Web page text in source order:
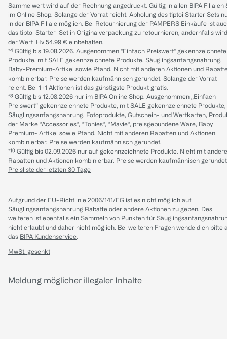
Sammelwert wird auf der Rechnung angedruckt. Gültig in allen BIPA Filialen
im Online Shop. Solange der Vorrat reicht. Abholung des tiptoi Starter Sets
in der BIPA Filiale möglich. Bei Retournierung der PAMPERS Einkäufe ist
das tiptoi Starter-Set in Originalverpackung zu retournieren, andernfalls wird
der Wert iHv 54.99 € einbehalten.
*⁴ Gültig bis 19.08.2026. Ausgenommen "Einfach Preiswert" gekennzeichnete
Produkte, mit SALE gekennzeichnete Produkte, Säuglingsanfangsnahrung,
Baby-Premium-Artikel sowie Pfand. Nicht mit anderen Aktionen und
kombinierbar. Preise werden kaufmännisch gerundet. Solange der Vorrat
reicht. Bei 1+1 Aktionen ist das günstigste Produkt gratis.
*⁸ Gültig bis 12.08.2026 nur im BIPA Online Shop. Ausgenommen „Einfach
Preiswert“ gekennzeichnete Produkte, mit SALE gekennzeichnete Produkte,
Säuglingsanfangsnahrung, Fotoprodukte, Gutschein- und Wertkarten,
der Marke “Accessories“, “Tonies“, “Mavie“, preisgebundene Ware, Baby
Premium- Artikel sowie Pfand. Nicht mit anderen Rabatten und Aktionen
kombinierbar. Preise werden kaufmännisch gerundet.
*¹⁰ Gültig bis 02.09.2026 nur auf gekennzeichnete Produkte. Nicht mit
Rabatten und Aktionen kombinierbar. Preise werden kaufmännisch
Preisliste der letzten 30 Tage
Aufgrund der EU-Richtlinie 2006/141/EG ist es nicht möglich auf
Säuglingsanfangsnahrung Rabatte oder andere Aktionen zu geben. Des
weiteren ist ebenfalls ein Sammeln von Punkten für
nicht erlaubt und daher nicht möglich. Bei weiteren Fragen wende dich bitte
das BIPA Kundenservice.
MwSt. gesenkt
Meldung möglicher illegaler Inhalte